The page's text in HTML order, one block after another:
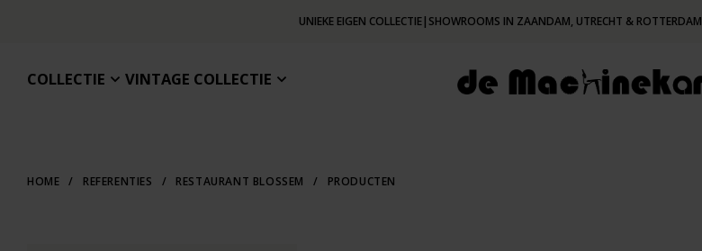
UNIEKE EIGEN COLLECTIE| SHOWROOMS IN ZAANDAM, UTRECHT & ROTTERDAM
COLLECTIE VINTAGE COLLECTIE
HOME / REFERENTIES / RESTAURANT BLOSSEM / PRODUCTEN